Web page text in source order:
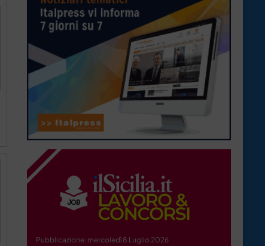
Pubblicazione: mercoledì 8 Luglio 2026